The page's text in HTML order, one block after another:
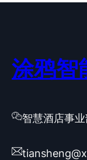
涂鸦智
智慧酒店事